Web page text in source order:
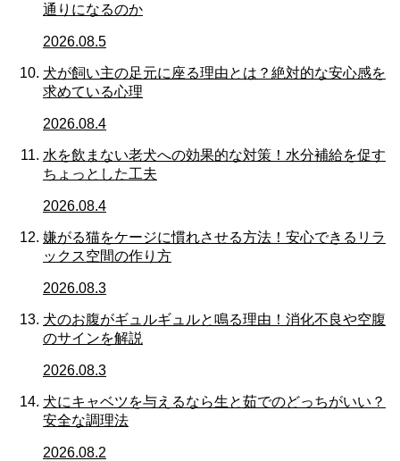
通りになるのか
2026.08.5
犬が飼い主の足元に座る理由とは？絶対的な安心感を
求めている心理
2026.08.4
水を飲まない老犬への効果的な対策！水分補給を促す
ちょっとした工夫
2026.08.4
嫌がる猫をケージに慣れさせる方法！安心できるリラ
ックス空間の作り方
2026.08.3
犬のお腹がギュルギュルと鳴る理由！消化不良や空腹
のサインを解説
2026.08.3
犬にキャベツを与えるなら生と茹でのどっちがいい？
安全な調理法
2026.08.2